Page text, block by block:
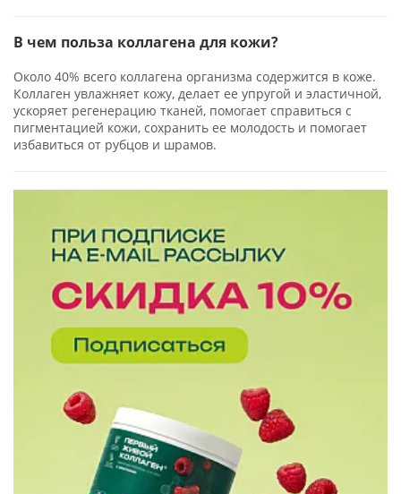
В чем польза коллагена для кожи?
Около 40% всего коллагена организма содержится в коже.
Коллаген увлажняет кожу, делает ее упругой и эластичной,
ускоряет регенерацию тканей, помогает справиться с
пигментацией кожи, сохранить ее молодость и помогает
избавиться от рубцов и шрамов.